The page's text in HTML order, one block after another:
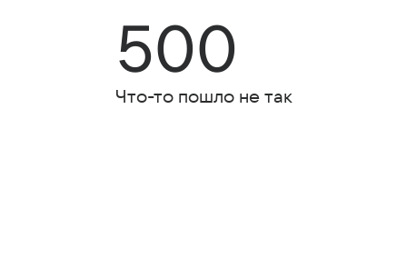
500
Что-то пошло не так